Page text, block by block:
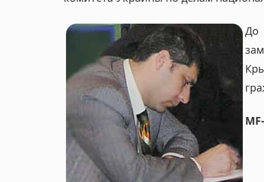
i
g
a
t
i
До